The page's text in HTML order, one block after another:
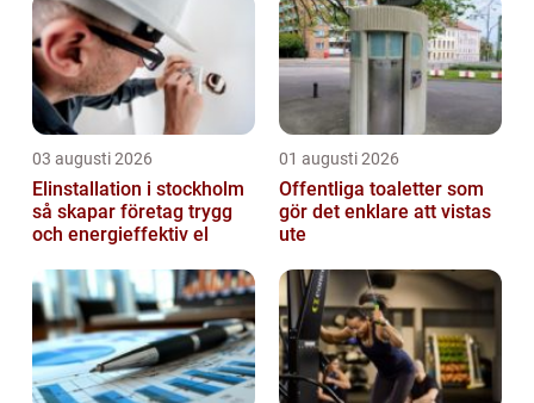
03 augusti 2026
Elinstallation i stockholm
så skapar företag trygg
och energieffektiv el
01 augusti 2026
Offentliga toaletter som
gör det enklare att vistas
ute